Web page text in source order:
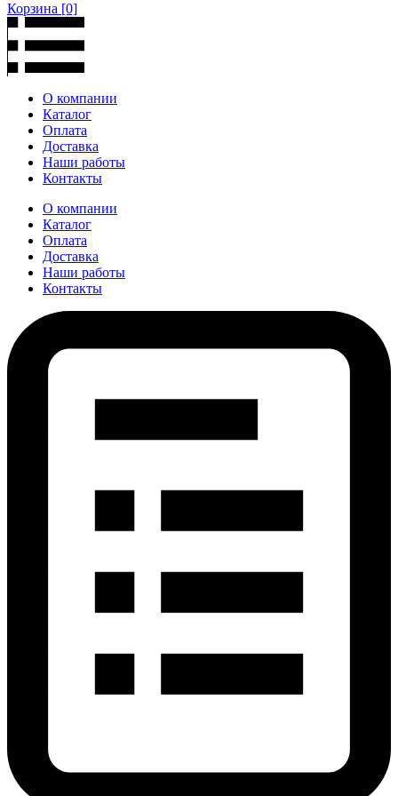
Корзина [0]
О компании
Каталог
Оплата
Доставка
Наши работы
Контакты
О компании
Каталог
Оплата
Доставка
Наши работы
Контакты